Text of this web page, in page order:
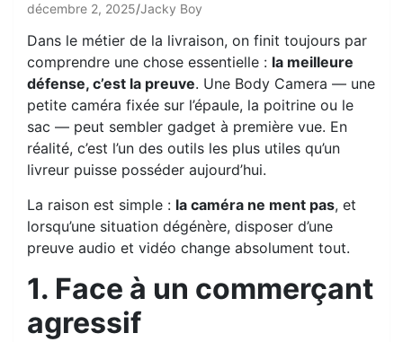
décembre 2, 2025 Jacky Boy
Dans le métier de la livraison, on finit toujours par
comprendre une chose essentielle : la meilleure
défense, c’est la preuve. Une Body Camera — une
petite caméra fixée sur l’épaule, la poitrine ou le
sac — peut sembler gadget à première vue. En
réalité, c’est l’un des outils les plus utiles qu’un
livreur puisse posséder aujourd’hui.
La raison est simple : la caméra ne ment pas, et
lorsqu’une situation dégénère, disposer d’une
preuve audio et vidéo change absolument tout.
1. Face à un commerçant
agressif